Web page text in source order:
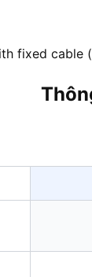
fixed cable